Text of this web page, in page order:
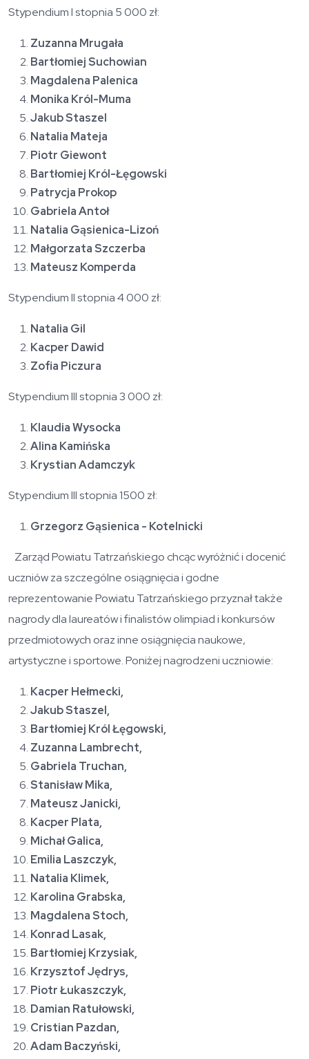
Stypendium I stopnia 5 000 zł:
Zuzanna Mrugała
Bartłomiej Suchowian
Magdalena Palenica
Monika Król-Muma
Jakub Staszel
Natalia Mateja
Piotr Giewont
Bartłomiej Król-Łęgowski
Patrycja Prokop
Gabriela Antoł
Natalia Gąsienica-Lizoń
Małgorzata Szczerba
Mateusz Komperda
Stypendium II stopnia 4 000 zł:
Natalia Gil
Kacper Dawid
Zofia Piczura
Stypendium III stopnia 3 000 zł:
Klaudia Wysocka
Alina Kamińska
Krystian Adamczyk
Stypendium III stopnia 1500 zł:
Grzegorz Gąsienica - Kotelnicki
Zarząd Powiatu Tatrzańskiego chcąc wyróżnić i docenić
uczniów za szczególne osiągnięcia i godne
reprezentowanie Powiatu Tatrzańskiego przyznał także
nagrody dla laureatów i finalistów olimpiad i konkursów
przedmiotowych oraz inne osiągnięcia naukowe,
artystyczne i sportowe. Poniżej nagrodzeni uczniowie:
Kacper Hełmecki,
Jakub Staszel,
Bartłomiej Król Łęgowski,
Zuzanna Lambrecht,
Gabriela Truchan,
Stanisław Mika,
Mateusz Janicki,
Kacper Plata,
Michał Galica,
Emilia Laszczyk,
Natalia Klimek,
Karolina Grabska,
Magdalena Stoch,
Konrad Lasak,
Bartłomiej Krzysiak,
Krzysztof Jędrys,
Piotr Łukaszczyk,
Damian Ratułowski,
Cristian Pazdan,
Adam Baczyński,